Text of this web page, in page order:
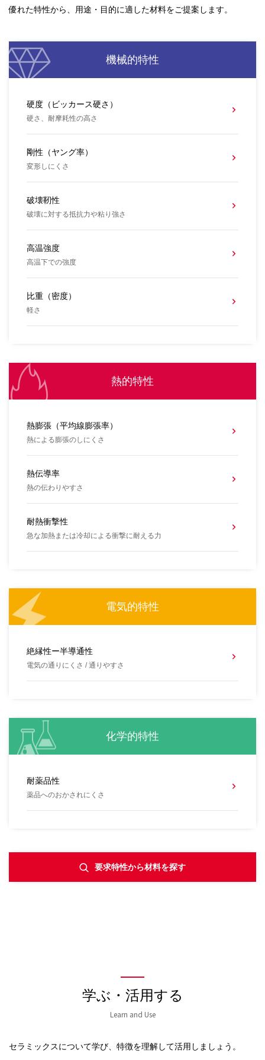
優れた特性から、用途・目的に適した材料をご提案します。
機械的特性
硬度（ビッカース硬さ）
硬さ、耐摩耗性の高さ
剛性（ヤング率）
変形しにくさ
破壊靭性
破壊に対する抵抗力や粘り強さ
高温強度
高温下での強度
比重（密度）
軽さ
熱的特性
熱膨張（平均線膨張率）
熱による膨張のしにくさ
熱伝導率
熱の伝わりやすさ
耐熱衝撃性
急な加熱または冷却による衝撃に耐える力
電気的特性
絶縁性ー半導通性
電気の通りにくさ / 通りやすさ
化学的特性
耐薬品性
薬品へのおかされにくさ
要求特性から材料を探す
学ぶ・活用する
Learn and Use
セラミックスについて学び、特徴を理解して活用しましょう。